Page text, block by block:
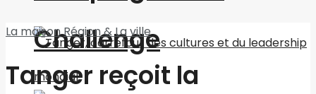
Challenge
La maisonRégion & La ville
Tanger reçoit la